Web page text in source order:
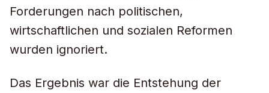
Forderungen nach politischen,
wirtschaftlichen und sozialen Reformen
wurden ignoriert.
Das Ergebnis war die Entstehung der